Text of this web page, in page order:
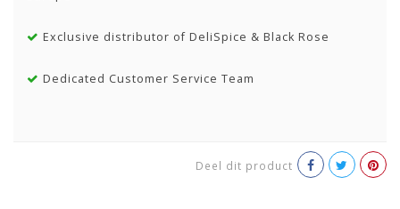
Exclusive distributor of DeliSpice & Black Rose
Dedicated Customer Service Team
Deel dit product